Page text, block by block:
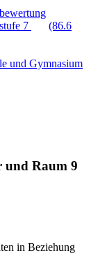
7
(86.6
und Gymnasium
und Raum 9
in Beziehung